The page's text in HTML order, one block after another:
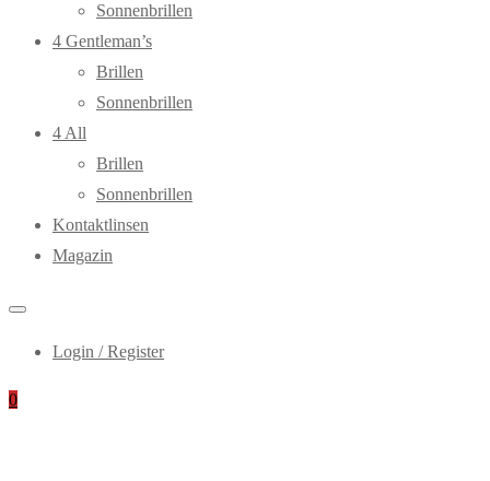
Sonnenbrillen
4 Gentleman’s
Brillen
Sonnenbrillen
4 All
Brillen
Sonnenbrillen
Kontaktlinsen
Magazin
Login / Register
0